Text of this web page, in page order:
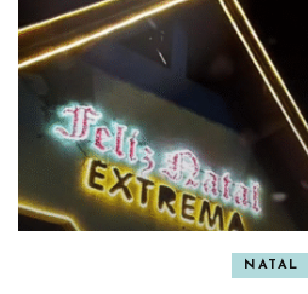
NATAL